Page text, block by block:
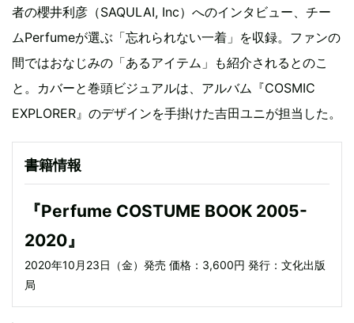
者の櫻井利彦（SAQULAI, Inc）へのインタビュー、チー
ムPerfumeが選ぶ「忘れられない一着」を収録。ファンの
間ではおなじみの「あるアイテム」も紹介されるとのこ
と。カバーと巻頭ビジュアルは、アルバム『COSMIC
EXPLORER』のデザインを手掛けた吉田ユニが担当した。
書籍情報
『Perfume COSTUME BOOK 2005-
2020』
2020年10月23日（金）発売 価格：3,600円 発行：文化出版
局